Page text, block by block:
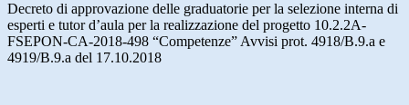
Decreto di approvazione delle graduatorie per la selezione interna di
esperti e tutor d’aula per la realizzazione del progetto 10.2.2A-
FSEPON-CA-2018-498 “Competenze” Avvisi prot. 4918/B.9.a e
4919/B.9.a del 17.10.2018